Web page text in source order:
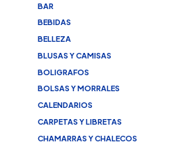
BAR
BEBIDAS
BELLEZA
BLUSAS Y CAMISAS
BOLIGRAFOS
BOLSAS Y MORRALES
CALENDARIOS
CARPETAS Y LIBRETAS
CHAMARRAS Y CHALECOS